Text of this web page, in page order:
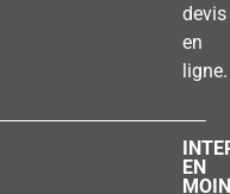
devis
en
ligne.
EN